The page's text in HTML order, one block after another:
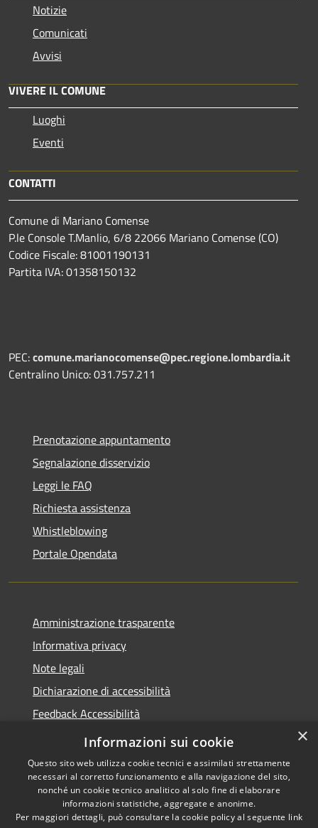
Notizie
Comunicati
Avvisi
VIVERE IL COMUNE
Luoghi
Eventi
CONTATTI
Comune di Mariano Comense
P.le Console T.Manlio, 6/8 22066 Mariano Comense (CO)
Codice Fiscale: 81001190131
Partita IVA: 01358150132
PEC:comune.marianocomense@pec.regione.lombardia.it
Centralino Unico: 031.757.211
Prenotazione appuntamento
Segnalazione disservizio
Leggi le FAQ
Richiesta assistenza
Whistleblowing
Portale Opendata
Amministrazione trasparente
Informativa privacy
Note legali
Dichiarazione di accessibilità
Feedback Accessibilità
Fatturare al comune
Le foto nelle pagine sono
×
Informazioni sui cookie
Questo sito web utilizza cookie tecnici e assimilati strettamente
necessari al corretto funzionamento e alla navigazione del sito,
nonché un cookie tecnico analitico al solo fine di elaborare
informazioni statistiche, aggregate e anonime.
Per maggiori dettagli, può consultare la cookie policy al seguente link